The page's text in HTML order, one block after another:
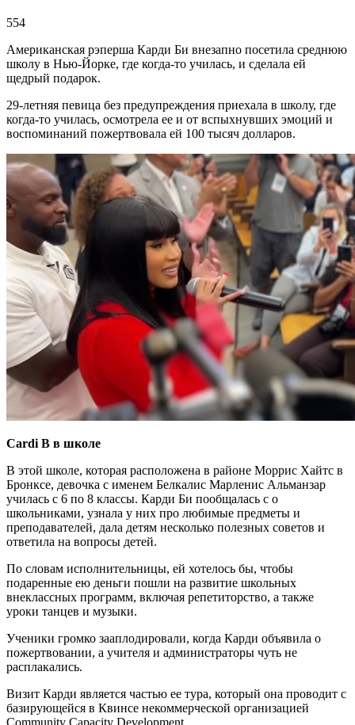
554
Американская рэперша Карди Би внезапно посетила среднюю
школу в Нью-Йорке, где когда-то училась, и сделала ей
щедрый подарок.
29-летняя певица без предупреждения приехала в школу, где
когда-то училась, осмотрела ее и от вспыхнувших эмоций и
воспоминаний пожертвовала ей 100 тысяч долларов.
Cardi B в школе
В этой школе, которая расположена в районе Моррис Хайтс в
Бронксе, девочка с именем Белкалис Марленис Альманзар
училась с 6 по 8 классы. Карди Би пообщалась с о
школьниками, узнала у них про любимые предметы и
преподавателей, дала детям несколько полезных советов и
ответила на вопросы детей.
По словам исполнительницы, ей хотелось бы, чтобы
подаренные ею деньги пошли на развитие школьных
внеклассных программ, включая репетиторство, а также
уроки танцев и музыки.
Ученики громко зааплодировали, когда Карди объявила о
пожертвовании, а учителя и администраторы чуть не
расплакались.
Визит Карди является частью ее тура, который она проводит с
базирующейся в Квинсе некоммерческой организацией
Community Capacity Development.